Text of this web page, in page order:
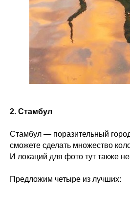
2. Стамбул
Стамбул — поразительный
сможете сделать множество
И локаций для фото тут также
Предложим четыре из лучших: